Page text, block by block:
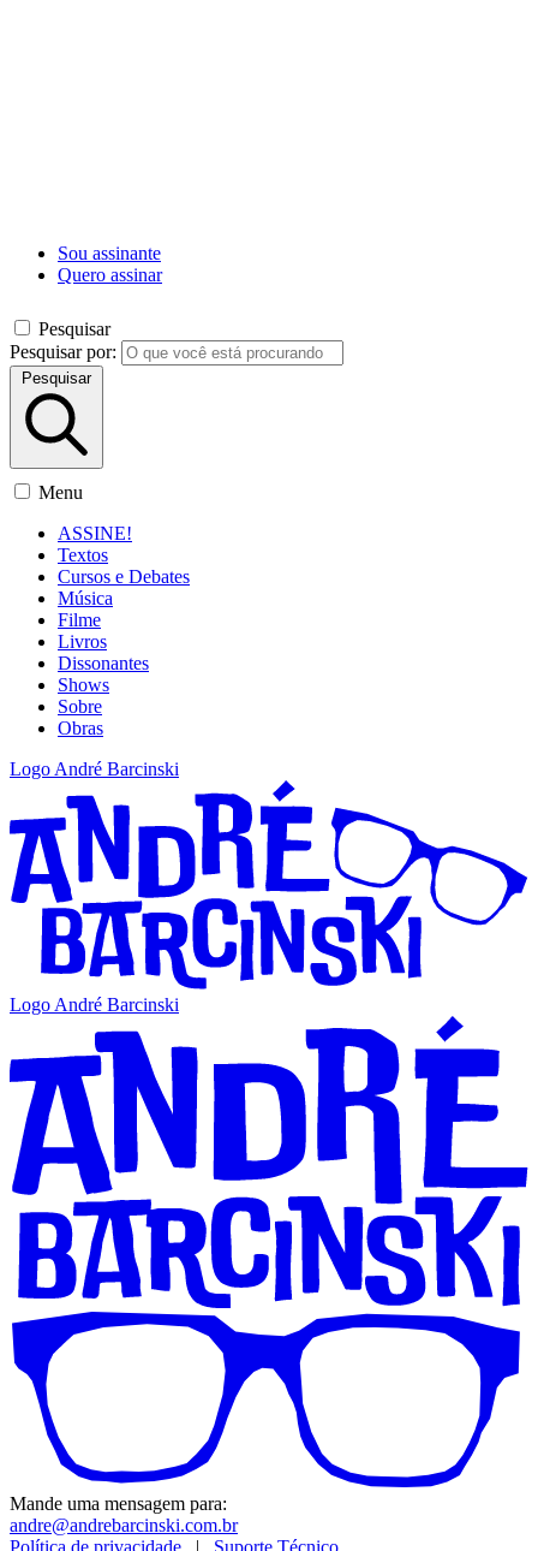
Sou assinante
Quero assinar
Pesquisar
Pesquisar por:
Pesquisar
Menu
ASSINE!
Textos
Cursos e Debates
Música
Filme
Livros
Dissonantes
Shows
Sobre
Obras
Logo André Barcinski
Logo André Barcinski
Mande uma mensagem para:
andre@andrebarcinski.com.br